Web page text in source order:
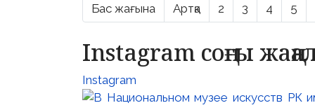
Бас жағына Артқа 2 3 4 5
Instagram соңғы
Instagram